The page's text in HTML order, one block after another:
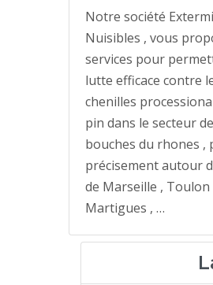
Notre société
Nuisibles , vous
services pour
lutte efficace contre
chenilles
pin dans le secteur
bouches du rhones ,
précisement autour
de Marseille , Toulon
Martigues , …